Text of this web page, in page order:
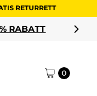
RETURRETT
0